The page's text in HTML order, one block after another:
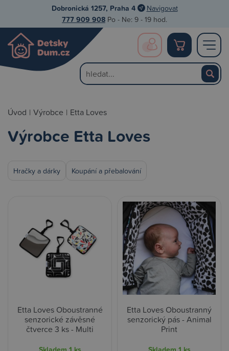
Dobronická 1257, Praha 4 Navigovat
777 909 908 Po - Ne: 9 - 19 hod.
Úvod | Výrobce | Etta Loves
Výrobce Etta Loves
Hračky a dárky Koupání a přebalování
Etta Loves Oboustranné
senzorické závěsné
čtverce 3 ks - Multi
Etta Loves Oboustranný
senzorický pás - Animal
Print